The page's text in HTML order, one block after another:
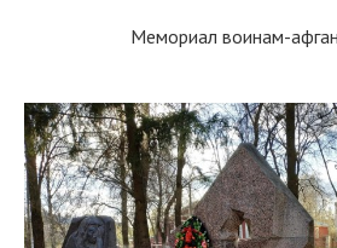
Мемориал воинам-